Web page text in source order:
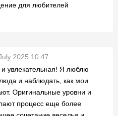
для любителей
2025 10:47
увлекательная! Я люблю
и наблюдать, как мои
Оригинальные уровни и
процесс еще более